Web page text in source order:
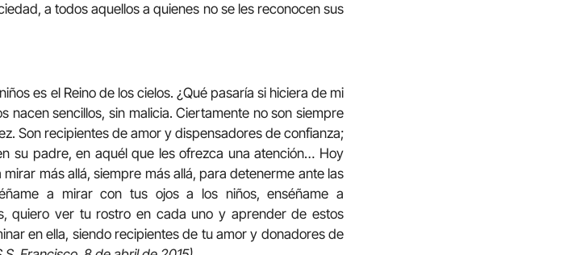
a todos aquellos a quienes no se les reconocen sus
es el Reino de los cielos. ¿Qué pasaría si hiciera de mi
nacen sencillos, sin malicia. Ciertamente no son siempre
Son recipientes de amor y dispensadores de confianza;
su padre, en aquél que les ofrezca una atención… Hoy
más allá, siempre más allá, para detenerme ante las
a mirar con tus ojos a los niños, enséñame a
quiero ver tu rostro en cada uno y aprender de estos
en ella, siendo recipientes de tu amor y donadores de